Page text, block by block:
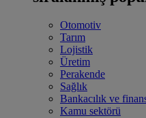
Otomotiv
Tarım
Lojistik
Üretim
Perakende
Sağlık
Bankacılık ve
Kamu sektörü